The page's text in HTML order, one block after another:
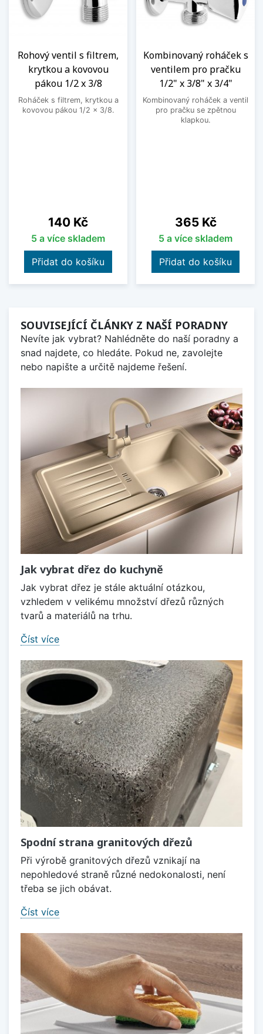
Rohový ventil s filtrem,
krytkou a kovovou
pákou 1/2 x 3/8
Roháček s filtrem, krytkou a
kovovou pákou 1/2 x 3/8.
Cena
140 Kč
5 a více skladem
Přidat do košíku
Kombinovaný roháček s
ventilem pro pračku
1/2" x 3/8" x 3/4"
Kombinovaný roháček a ventil
pro pračku se zpětnou
klapkou.
Cena
365 Kč
5 a více skladem
Přidat do košíku
SOUVISEJÍCÍ ČLÁNKY Z NAŠÍ PORADNY
Nevíte jak vybrat? Nahlédněte do naší poradny a
snad najdete, co hledáte. Pokud ne, zavolejte
nebo napište a určitě najdeme řešení.
Jak vybrat dřez do kuchyně
Jak vybrat dřez je stále aktuální otázkou,
vzhledem v velikému množství dřezů různých
tvarů a materiálů na trhu.
Číst více
Spodní strana granitových dřezů
Při výrobě granitových dřezů vznikají na
nepohledové straně různé nedokonalosti, není
třeba se jich obávat.
Číst více